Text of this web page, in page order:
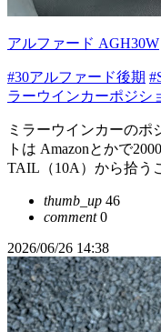
アルファード AGH30W
#30アルファード後期
ラーウインカーポジシ
ミラーウインカーのポ
トは Amazonとかで
TAIL（10A）から拾う
thumb_up 46
comment0
2026/06/26 14:38